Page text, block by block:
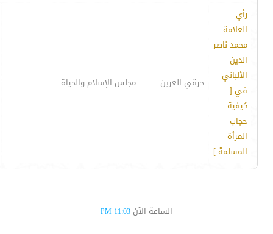
رأي
العلامة
محمد ناصر
الدين
الألباني
في [
كيفية
حجاب
المرأة
المسلمة ]
حرقي العرين مجلس الإسلام والحياة
الساعة الآن 11:03 PM